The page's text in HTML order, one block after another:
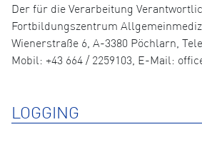
Der für die Verarbeitung
Fortbildungszentrum
Wienerstraße 6, A-3380 Pöchlarn,
Mobil: +43 664 / 2259103, E-Mail:
LOGGING